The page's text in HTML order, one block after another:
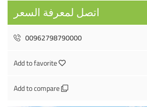
اتصل لمعرفة السعر
00962798790000
Add to favorite
Add to compare